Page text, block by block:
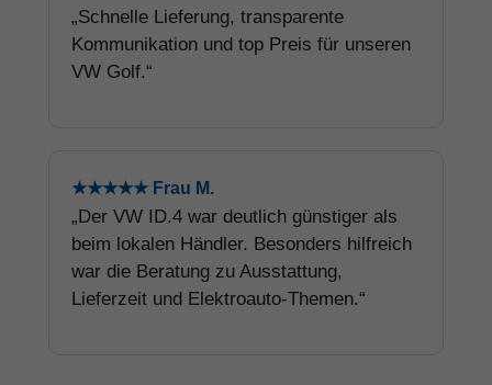
„Schnelle Lieferung, transparente
Kommunikation und top Preis für unseren
VW Golf.“
★★★★★ Frau M.
„Der VW ID.4 war deutlich günstiger als
beim lokalen Händler. Besonders hilfreich
war die Beratung zu Ausstattung,
Lieferzeit und Elektroauto-Themen.“